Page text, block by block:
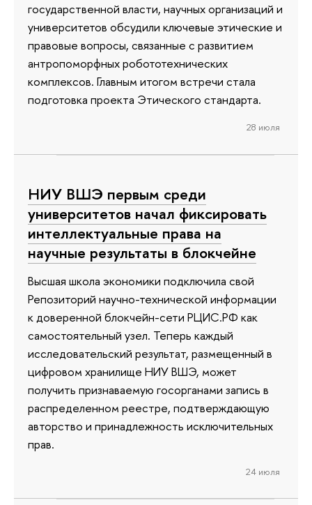
государственной власти, научных организаций и
университетов обсудили ключевые этические и
правовые вопросы, связанные с развитием
антропоморфных робототехнических
комплексов. Главным итогом встречи стала
подготовка проекта Этического стандарта.
28 июля
НИУ ВШЭ первым среди
университетов начал фиксировать
интеллектуальные права на
научные результаты в блокчейне
Высшая школа экономики подключила свой
Репозиторий научно-технической информации
к доверенной блокчейн-сети РЦИС.РФ как
самостоятельный узел. Теперь каждый
исследовательский результат, размещенный в
цифровом хранилище НИУ ВШЭ, может
получить признаваемую госорганами запись в
распределенном реестре, подтверждающую
авторство и принадлежность исключительных
прав.
24 июля